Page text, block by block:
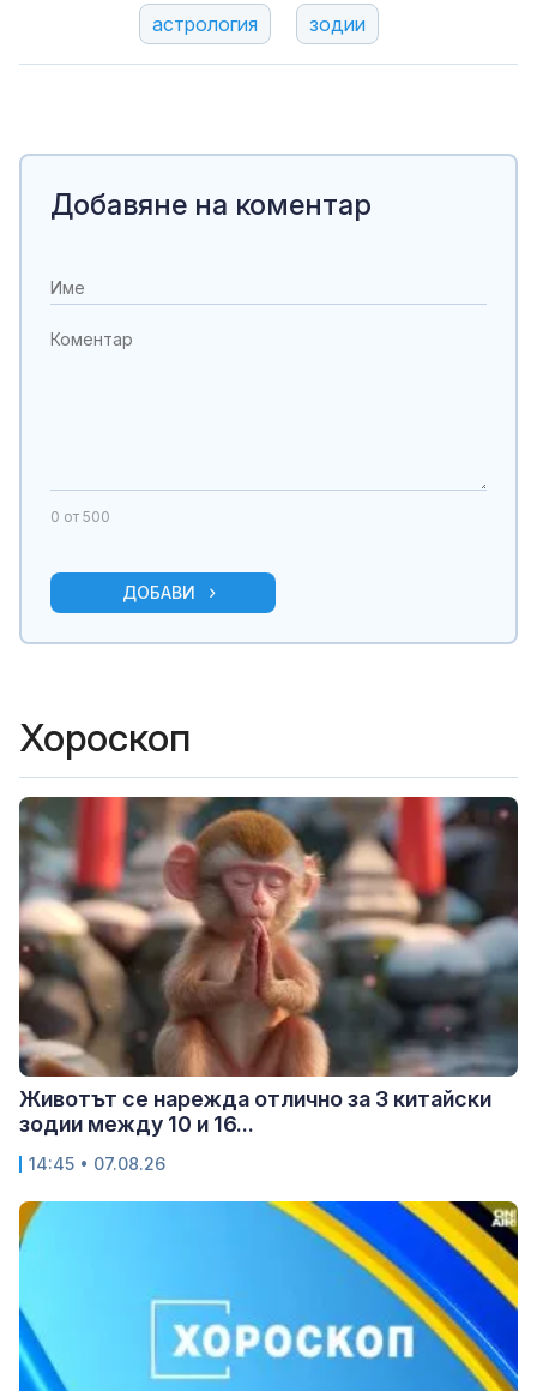
астрология зодии
Добавяне на коментар
0 от 500
ДОБАВИ
Хороскоп
Животът се нарежда отлично за 3 китайски
зодии между 10 и 16...
14:45 • 07.08.26